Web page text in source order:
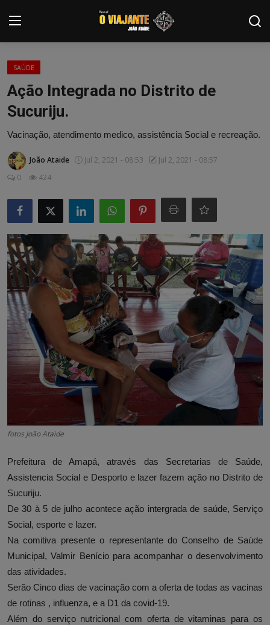
Home
ARTIGOS
NOTÍCIAS
PODCASTS
GALERIA DE FOTOS
COLABORADORES
SAÚDE
Ação Integrada no Distrito de
Sucuriju.
Vacinação, atendimento medico, assistência Social e recreação.
João Ataide Jul 2, 2021 - 08:53
Jul 2, 2021 - 08:57
0
424
fotos João Ataide
Prefeitura de Amapá, através das Secretarias de Saúde,
Assistencia Social e Desporto e lazer fazem ação no Distrito de
Sucuriju.
De 30 à 5 de julho acontece ação intergrada de saúde, Serviço
Social, esporte e lazer.
Na comitiva presente o representante do Conselho de Saúde
Municipal, Valmir Benício para acompanhar o desenvolvimento
das atividades.
Serão Cinco dias de vacinação com a oferta de todas as vacinas
de rotinas , influenza, e a D1 da covid-19.
Além do serviço nutricional com oferta de vitaminas para os